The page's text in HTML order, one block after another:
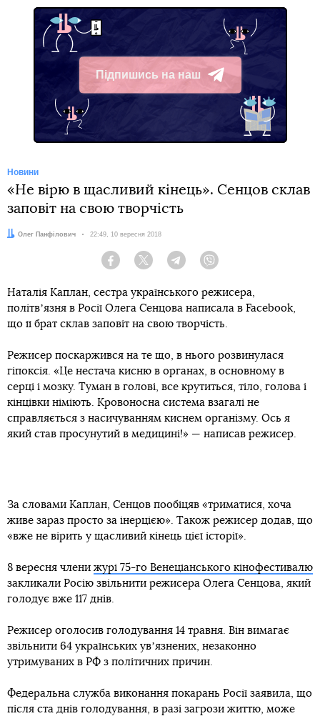
Підпишись на наш
Telegram
Новини
«Не вірю в щасливий кінець». Сенцов склав
заповіт на свою творчість
Автор:
Олег Панфілович Дата:
22:49, 10 вересня 2018
Facebook Twitter Telegram
Наталія Каплан, сестра українського режисера,
політвʼязня в Росії Олега Сенцова написала в Facebook,
що її брат склав заповіт на свою творчість.
Режисер поскаржився на те що, в нього розвинулася
гіпоксія. «Це нестача кисню в органах, в основному в
серці і мозку. Туман в голові, все крутиться, тіло, голова і
кінцівки німіють. Кровоносна система взагалі не
справляється з насичуванням киснем організму. Ось я
який став просунутий в медицині!» — написав режисер.
За словами Каплан, Сенцов пообіцяв «триматися, хоча
живе зараз просто за інерцією». Також режисер додав, що
«вже не вірить у щасливий кінець цієї історії».
8 вересня члени журі 75-го Венеціанського кінофестивалю
закликали Росію звільнити режисера Олега Сенцова, який
голодує вже 117 днів.
Режисер оголосив голодування 14 травня. Він вимагає
звільнити 64 українських увʼязнених, незаконно
утримуваних в РФ з політичних причин.
Федеральна служба виконання покарань Росії заявила, що
після ста днів голодування, в разі загрози життю, може